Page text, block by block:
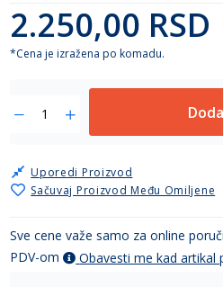
gallery
2.250,00 RSD
*Cena je izražena po komadu.
Sačuvaj Proizvod Među Omiljene
Uporedi Proizvod
Sve cene važe samo za online
PDV-om
Obavesti me kad artikal